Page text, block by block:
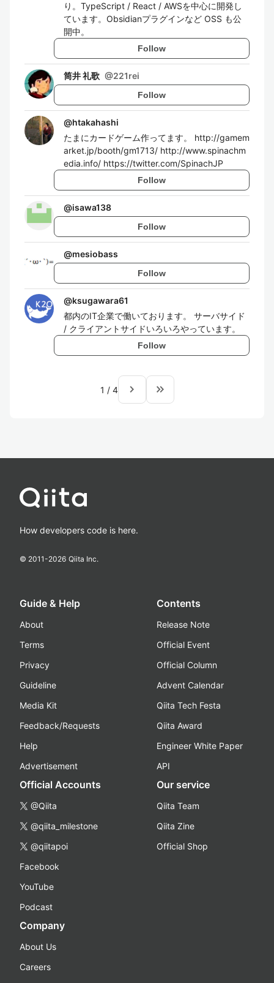
り。TypeScript / React / AWSを中心に開発し
ています。Obsidianプラグインなど OSS も公
開中。
Follow
筒井 礼歌 @221rei
Follow
@htakahashi
たまにカードゲーム作ってます。 http://gamem
arket.jp/booth/gm1713/ http://www.spinachm
edia.info/ https://twitter.com/SpinachJP
Follow
@isawa138
Follow
@mesiobass
Follow
@ksugawara61
都内のIT企業で働いております。 サーバサイド
/ クライアントサイドいろいろやっています。
Follow
1 / 4 navigate_next keyboard_double_arrow_right
How developers code is here.
© 2011-2026 Qiita Inc.
Guide & Help
About
Terms
Privacy
Guideline
Media Kit
Feedback/Requests
Help
Advertisement
Contents
Release Note
Official Event
Official Column
Advent Calendar
Qiita Tech Festa
Qiita Award
Engineer White Paper
API
Official Accounts
@Qiita
@qiita_milestone
@qiitapoi
Facebook
YouTube
Podcast
Our service
Qiita Team
Qiita Zine
Official Shop
Company
About Us
Careers